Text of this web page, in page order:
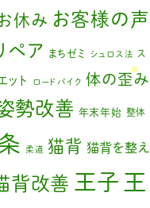
休み お客様の声
ペア まちゼミ シュロス法 ス
ット ロードバイク 体の歪み
勢改善 年末年始 整体
柔道 猫背 猫背を整え
背改善 王子 王